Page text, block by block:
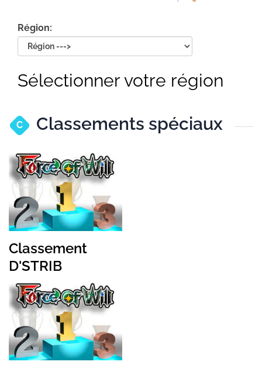
Région:
Sélectionner votre région
C Classements spéciaux
Classement
D'STRIB